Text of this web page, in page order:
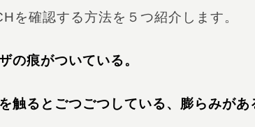
を確認する方法を５つ紹介します。
の痕がついている。
触るとごつごつしている、膨らみがあ